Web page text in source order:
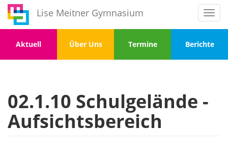
Direkt
zum
Inhalt
Lise Meitner Gymnasium
Menu
1
Aktuell
Menu
2
Über Uns
Menu
3
Termine
Menu
4
Berichte
02.1.10 Schulgelände -
Aufsichtsbereich